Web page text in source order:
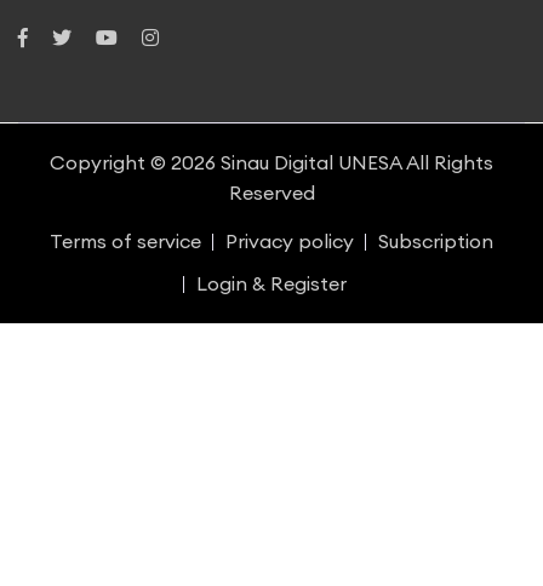
Copyright © 2026 Sinau Digital UNESAAll Rights
Reserved
Terms of service
Privacy policy
Subscription
Login & Register